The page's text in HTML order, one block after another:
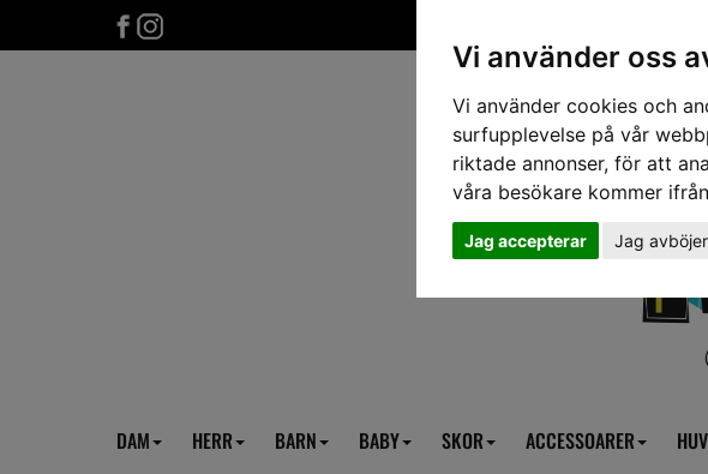
Vi använder oss
Vi använder cookies och
surfupplevelse på vår
riktade annonser, för att
våra besökare kommer
Jag accepterar Jag avböjer
DAM HERR BARN BABY SKOR ACCESSOARER